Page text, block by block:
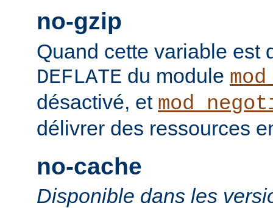
no-gzip
Quand cette variable est
DEFLATE du module
désactivé, et
délivrer des ressources
no-cache
Disponible dans les